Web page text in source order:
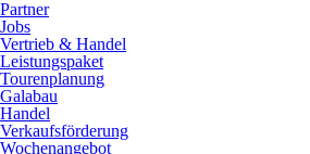
Partner
Jobs
Vertrieb & Handel
Leistungspaket
Tourenplanung
Galabau
Handel
Verkaufsförderung
Wochenangebot